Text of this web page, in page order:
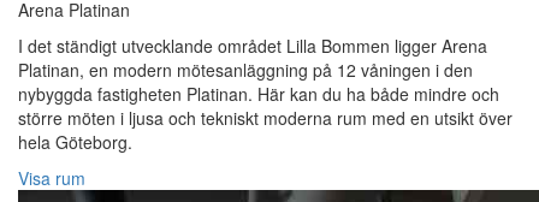
Arena Platinan
I det ständigt utvecklande området Lilla Bommen ligger Arena
Platinan, en modern mötesanläggning på 12 våningen i den
nybyggda fastigheten Platinan. Här kan du ha både mindre och
större möten i ljusa och tekniskt moderna rum med en utsikt över
hela Göteborg.
Visa rum